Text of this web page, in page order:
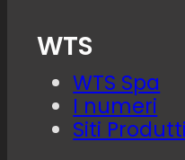
WTS
WTS Spa
I numeri
Siti